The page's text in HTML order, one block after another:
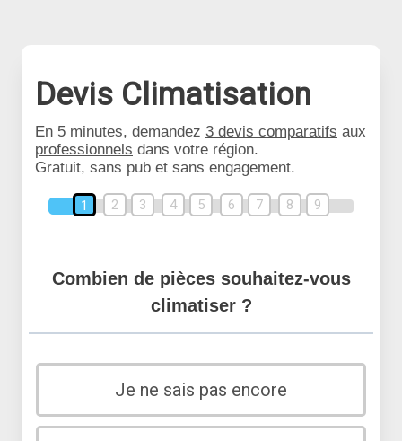
Devis Climatisation
En 5 minutes, demandez 3 devis comparatifs aux
professionnels dans votre région.
Gratuit, sans pub et sans engagement.
1 2 3 4 5 6 7 8 9
Combien de pièces souhaitez-vous
climatiser ?
Je ne sais pas encore